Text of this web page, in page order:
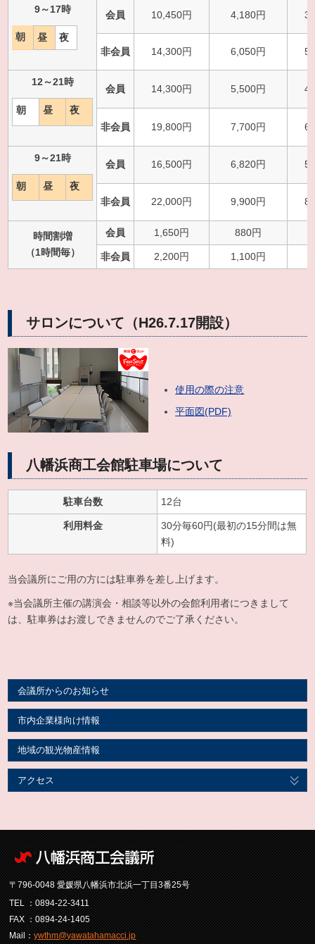
9～17時
朝 昼 夜
会員 10,450円 4,180円
非会員 14,300円 6,050円
12～21時
朝 昼 夜
会員 14,300円 5,500円
非会員 19,800円 7,700円
9～21時
朝 昼 夜
会員 16,500円 6,820円
非会員 22,000円 9,900円
時間割増
（1時間毎）
会員 1,650円 880円
非会員 2,200円 1,100円
サロンについて（H26.7.17開設）
使用の際の注意
平面図(PDF)
八幡浜商工会館駐車場について
駐車台数 12台
利用料金
30分毎60円(最初の15分間は無
料)
当会議所にご用の方には駐車券を差し上げます。
※当会議所主催の講演会・相談等以外の会館利用者につきまして
は、駐車券はお渡しできませんのでご了承ください。
会議所からのお知らせ
市内企業様向け情報
地域の観光物産情報
アクセス
〒796-0048 愛媛県八幡浜市北浜一丁目3番25号
TEL ：0894-22-3411
FAX ：0894-24-1405
Mail：ywthm@yawatahamacci.jp